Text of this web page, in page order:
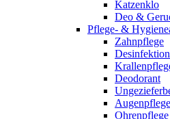
Katzenklo
Deo &
Pflege- &
Zahnpflege
Deodorant
Augenpflege
Ohrenpflege